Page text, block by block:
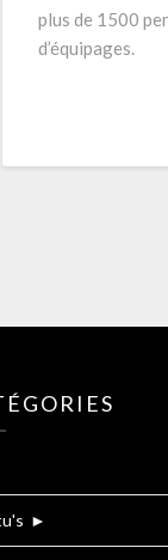
plus de 1500
d’équipages.
►